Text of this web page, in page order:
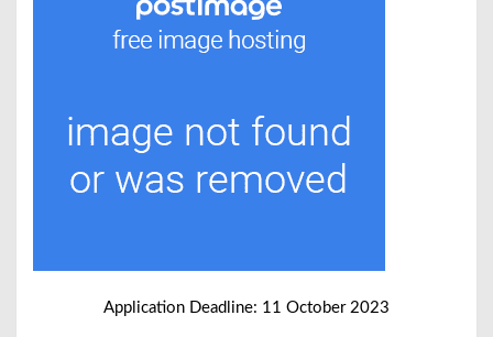
Application Deadline: 11 October 2023